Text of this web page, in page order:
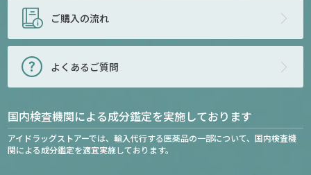
ご購入の流れ
よくあるご質問
国内検査機関による成分鑑定を実施しております
アイドラッグストアーでは、輸入代行する医薬品の一部について、国内検査機
関による成分鑑定を適宜実施しております。